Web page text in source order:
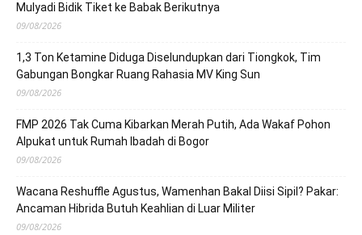
Mulyadi Bidik Tiket ke Babak Berikutnya
09/08/2026
1,3 Ton Ketamine Diduga Diselundupkan dari Tiongkok, Tim
Gabungan Bongkar Ruang Rahasia MV King Sun
09/08/2026
FMP 2026 Tak Cuma Kibarkan Merah Putih, Ada Wakaf Pohon
Alpukat untuk Rumah Ibadah di Bogor
09/08/2026
Wacana Reshuffle Agustus, Wamenhan Bakal Diisi Sipil? Pakar:
Ancaman Hibrida Butuh Keahlian di Luar Militer
09/08/2026